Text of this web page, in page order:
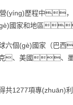
(yíng)歷程中，
國家和地區
六個(gè)國家（巴
、美國、墨
共1277項專(zhuān)